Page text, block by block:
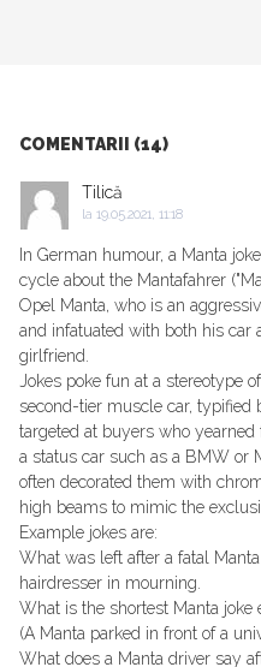
COMENTARII (14)
Tilică
la 19.05.2021, 11:18
In German humour, a Manta
cycle about the Mantafahrer
Opel Manta, who is an
and infatuated with both his car
girlfriend.
Jokes poke fun at a stereotype
second-tier muscle car, typified
targeted at buyers who
a status car such as a BMW or
often decorated them with
high beams to mimic the
Example jokes are:
What was left after a fatal
hairdresser in mourning.
What is the shortest Manta joke
(A Manta parked in front of a
What does a Manta driver say